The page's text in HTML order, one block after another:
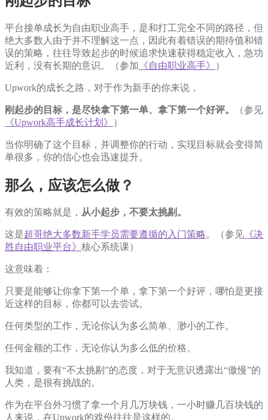
平台接单成长为自由职业高手，是和打工完全不同的路径，但
绝大多数人由于并不理解这一点，因此有着错误的期待值和错
误的策略，往往导致起步的时候追求快速获得稳定收入，急功
近利，没有长期的意识。（参加 《自由职业高手》 ）
Upwork的成长之路，对于作为新手的你来说，
刚起步的目标，是尽快拿下第一单、拿下第一个好评。
（参见
《Upwork高手成长计划》
）
当你明确了这个目标，并调整你的行动，实现目标就会变得简
单很多，你的信心也会迅速提升。
那么，应该怎么做？
有效的策略就是， 从小起步，不要太挑剔。
这是超哥绝大多数新手学员需要遵循的入门策略。（参见 《决
胜自由职业平台》 核心系统课）
这意味着：
只要是能够让你拿下第一个单，拿下第一个好评，哪怕是更接
近这样的目标，你都可以去尝试。
任何类型的工作，无论你认为多么简单、渺小的工作。
任何金额的工作，无论你认为多么低的价格。
我知道，要有“不太挑剔”的态度，对于无意识透露出“傲慢”的
人类，是很有挑战的。
作为在平台外习惯了拿一个月几万块钱，一小时赚几百块钱的
人来说，在Upwork的戏份往往是这样的。